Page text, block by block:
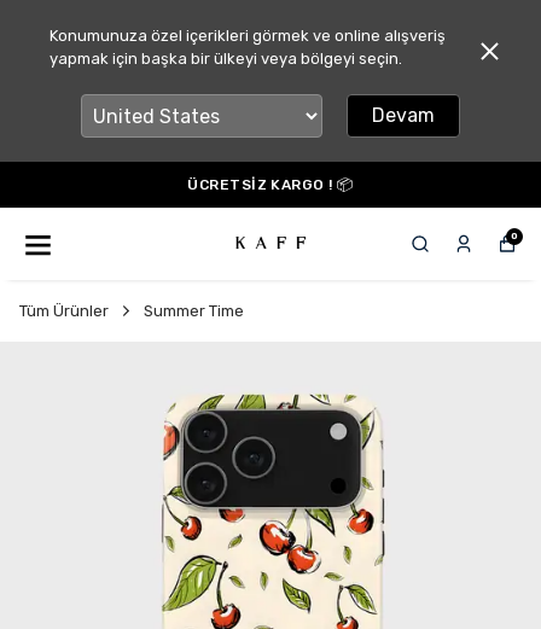
Konumunuza özel içerikleri görmek ve online alışveriş
yapmak için başka bir ülkeyi veya bölgeyi seçin.
Devam
ÜCRETSİZ KARGO ! 📦
0
Tüm Ürünler Summer Time